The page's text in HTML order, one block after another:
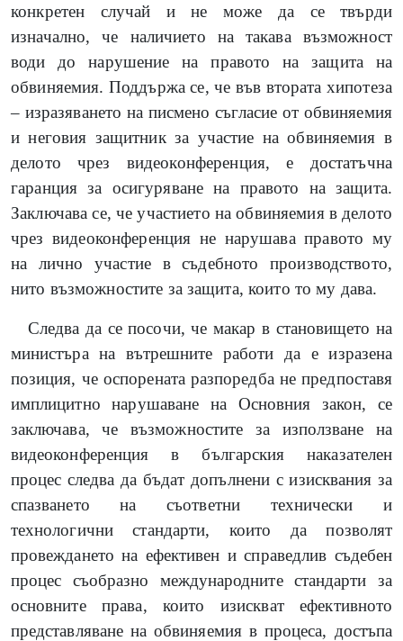
конкретен случай и не може да се твърди
изначално, че наличието на такава възможност
води до нарушение на правото на защита на
обвиняемия. Поддържа се, че във втората хипотеза
– изразяването на писмено съгласие от обвиняемия
и неговия защитник за участие на обвиняемия в
делото чрез видеоконференция, е достатъчна
гаранция за осигуряване на правото на защита.
Заключава се, че участието на обвиняемия в делото
чрез видеоконференция не нарушава правото му
на лично участие в съдебното производството,
нито възможностите за защита, които то му дава.
Следва да се посочи, че макар в становището на
министъра на вътрешните работи да е изразена
позиция, че оспорената разпоредба не предпоставя
имплицитно нарушаване на Основния закон, се
заключава, че възможностите за използване на
видеоконференция в българския наказателен
процес следва да бъдат допълнени с изисквания за
спазването на съответни технически и
технологични стандарти, които да позволят
провеждането на ефективен и справедлив съдебен
процес съобразно международните стандарти за
основните права, които изискват ефективното
представляване на обвиняемия в процеса, достъпа